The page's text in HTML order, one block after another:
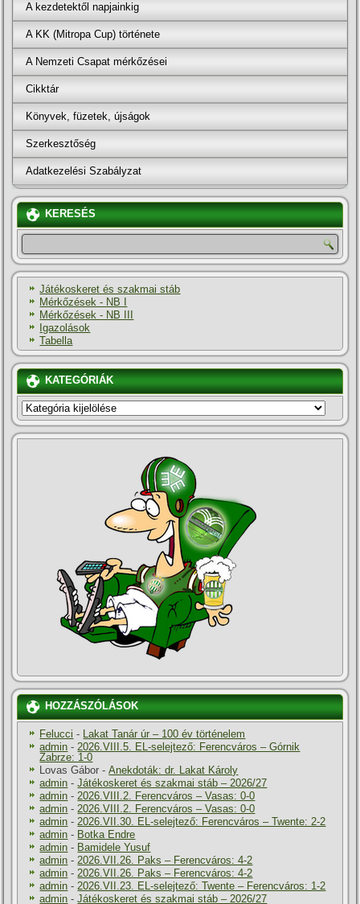
A kezdetektől napjainkig
A KK (Mitropa Cup) története
A Nemzeti Csapat mérkőzései
Cikktár
Könyvek, füzetek, újságok
Szerkesztőség
Adatkezelési Szabályzat
KERESÉS
Játékoskeret és szakmai stáb
Mérkőzések - NB I
Mérkőzések - NB III
Igazolások
Tabella
KATEGÓRIÁK
KATEGÓRIÁK
HOZZÁSZÓLÁSOK
Felucci - Lakat Tanár úr – 100 év történelem
admin -2026.VIII.5. EL-selejtező: Ferencváros – Górnik
Zabrze: 1-0
Lovas Gábor -Anekdoták: dr. Lakat Károly
admin -Játékoskeret és szakmai stáb – 2026/27
admin -2026.VIII.2. Ferencváros – Vasas: 0-0
admin -2026.VIII.2. Ferencváros – Vasas: 0-0
admin -2026.VII.30. EL-selejtező: Ferencváros – Twente: 2-2
admin - Botka Endre
admin - Bamidele Yusuf
admin -2026.VII.26. Paks – Ferencváros: 4-2
admin -2026.VII.26. Paks – Ferencváros: 4-2
admin -2026.VII.23. EL-selejtező: Twente – Ferencváros: 1-2
admin -Játékoskeret és szakmai stáb – 2026/27